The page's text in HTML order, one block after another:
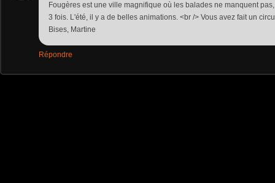
Fougères est une ville magnifique où les balades ne manquent
3 fois. L'été, il y a de belles animations. <br /> Vous avez fait un
Bises, Martine
Répondre